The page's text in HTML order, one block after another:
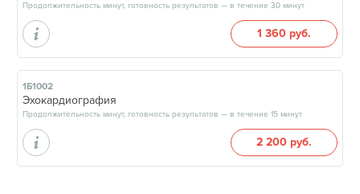
Продолжительность минут, готовность результатов — в течение 30 минут
1 360 руб.
1Б1002
Эхокардиография
Продолжительность минут, готовность результатов — в течение 15 минут
2 200 руб.